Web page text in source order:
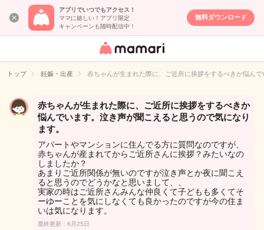
アプリでいつでもアクセス！
ママに嬉しい！アプリ限定
キャンペーンも随時配信中！
無料ダウンロード
女性専用匿名QA
イト
トップ 妊娠・出産 赤ちゃんが生まれた際に、ご近所に挨拶をするべきか悩ん
赤ちゃんが生まれた際に、ご近所に挨拶をするべきか
悩んでいます。泣き声が聞こえると思うので気になり
ます。
アパートやマンションに住んでる方に質問なのですが、
赤ちゃんが産まれてからご近所さんに挨拶？みたいなの
しましたか？
あまりご近所関係が無いのですが泣き声とか夜に聞こえ
ると思うのでどうかなと思いまして、、
実家の時はご近所さんみんな仲良くて子どもも多くてそ
ーゆーことを気にしなくても良かったのですが今の住ま
いは気になります。
最終更新：6月25日